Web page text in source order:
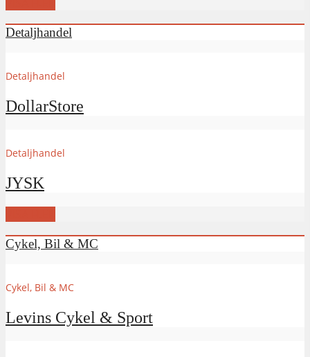
Detaljhandel
Detaljhandel
DollarStore
Detaljhandel
JYSK
Cykel, Bil & MC
Cykel, Bil & MC
Levins Cykel & Sport